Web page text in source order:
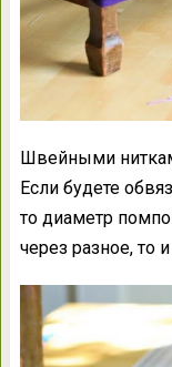
Швейными
Если будете
то диаметр
через разное, то